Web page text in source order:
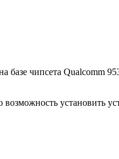
базе чипсета Qualcomm
установить